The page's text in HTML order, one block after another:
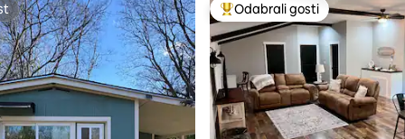
Među najviše rangiranima s
Odabrali gosti